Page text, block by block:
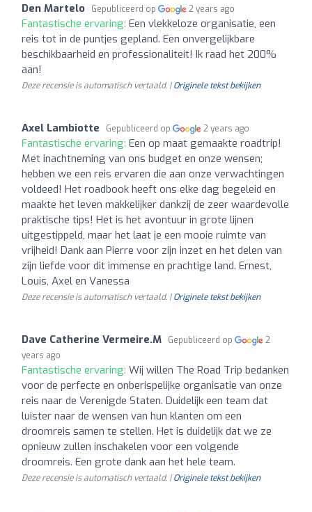
Den Martelo Gepubliceerd op 2 years ago
Fantastische ervaring: Een vlekkeloze organisatie, een
reis tot in de puntjes gepland. Een onvergelijkbare
beschikbaarheid en professionaliteit! Ik raad het 200%
aan!
Deze recensie is automatisch vertaald. |Originele tekst bekijken
Axel Lambiotte Gepubliceerd op 2 years ago
Fantastische ervaring: Een op maat gemaakte roadtrip!
Met inachtneming van ons budget en onze wensen;
hebben we een reis ervaren die aan onze verwachtingen
voldeed! Het roadbook heeft ons elke dag begeleid en
maakte het leven makkelijker dankzij de zeer waardevolle
praktische tips! Het is het avontuur in grote lijnen
uitgestippeld, maar het laat je een mooie ruimte van
vrijheid! Dank aan Pierre voor zijn inzet en het delen van
zijn liefde voor dit immense en prachtige land. Ernest,
Louis, Axel en Vanessa
Deze recensie is automatisch vertaald. |Originele tekst bekijken
Dave Catherine Vermeire.M Gepubliceerd op
2
years ago
Fantastische ervaring: Wij willen The Road Trip bedanken
voor de perfecte en onberispelijke organisatie van onze
reis naar de Verenigde Staten. Duidelijk een team dat
luister naar de wensen van hun klanten om een
droomreis samen te stellen. Het is duidelijk dat we ze
opnieuw zullen inschakelen voor een volgende
droomreis. Een grote dank aan het hele team.
Deze recensie is automatisch vertaald. |Originele tekst bekijken